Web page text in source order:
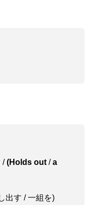
/(Holds out/a
出す / 一組を)